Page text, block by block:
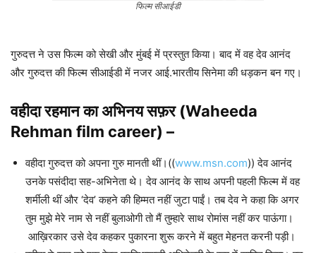
फिल्म सीआईडी
गुरुदत्त ने उस फिल्म को सेखी और मुंबई में प्रस्तुत किया। बाद में वह देव आनंद
और गुरुदत्त की फिल्म सीआईडी ​​में नजर आई.भारतीय सिनेमा की धड़कन बन गए।
वहीदा रहमान का अभिनय सफ़र (Waheeda
Rehman film career) –
वहीदा गुरुदत्त को अपना गुरु मानती थीं।((www.msn.com)) देव आनंद
उनके पसंदीदा सह-अभिनेता थे। देव आनंद के साथ अपनी पहली फिल्म में वह
शर्मीली थीं और ‘देव’ कहने की हिम्मत नहीं जुटा पाईं। तब देव ने कहा कि अगर
तुम मुझे मेरे नाम से नहीं बुलाओगी तो मैं तुम्हारे साथ रोमांस नहीं कर पाऊंगा।
आख़िरकार उसे देव कहकर पुकारना शुरू करने में बहुत मेहनत करनी पड़ी।